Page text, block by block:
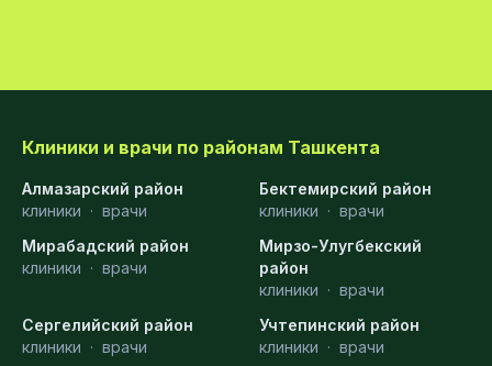
Клиники и врачи по районам Ташкента
Алмазарский район
клиники · врачи
Бектемирский район
клиники · врачи
Мирабадский район
клиники · врачи
Мирзо-Улугбекский
район
клиники · врачи
Сергелийский район
клиники · врачи
Учтепинский район
клиники · врачи